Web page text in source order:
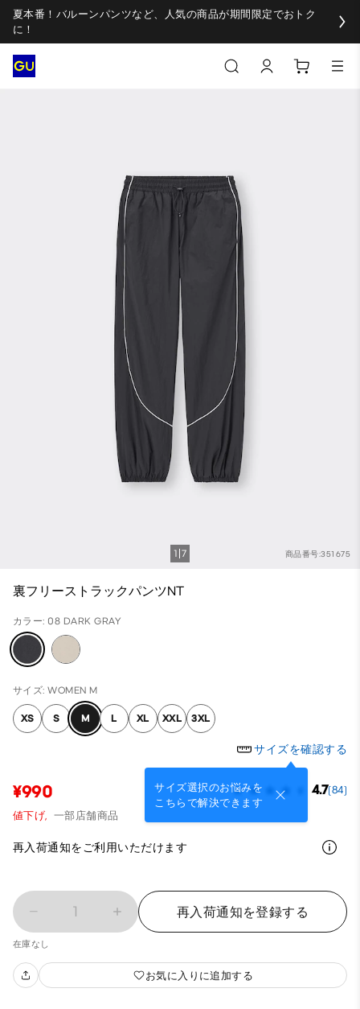
夏本番！バルーンパンツなど、人気の商品が期間限定でおトク
に！
商品番号:351675
1 7
裏フリーストラックパンツNT
カラー: 08 DARK GRAY
サイズ: WOMEN M
XS S M L XL XXL 3XL
サイズを確認する
サイズ選択のお悩みを
こちらで解決できます
¥990 4.7(84)
値下げ, 一部店舗商品
再入荷通知をご利用いただけます
1 再入荷通知を登録する
在庫なし
お気に入りに追加する